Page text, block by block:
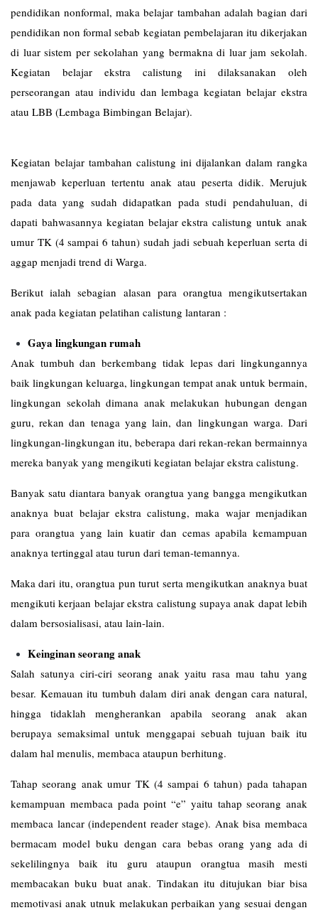
pendidikan nonformal, maka belajar tambahan adalah bagian dari
pendidikan non formal sebab kegiatan pembelajaran itu dikerjakan
di luar sistem per sekolahan yang bermakna di luar jam sekolah.
Kegiatan belajar ekstra calistung ini dilaksanakan oleh
perseorangan atau individu dan lembaga kegiatan belajar ekstra
atau LBB (Lembaga Bimbingan Belajar).
Kegiatan belajar tambahan calistung ini dijalankan dalam rangka
menjawab keperluan tertentu anak atau peserta didik. Merujuk
pada data yang sudah didapatkan pada studi pendahuluan, di
dapati bahwasannya kegiatan belajar ekstra calistung untuk anak
umur TK (4 sampai 6 tahun) sudah jadi sebuah keperluan serta di
aggap menjadi trend di Warga.
Berikut ialah sebagian alasan para orangtua mengikutsertakan
anak pada kegiatan pelatihan calistung lantaran :
Gaya lingkungan rumah
Anak tumbuh dan berkembang tidak lepas dari lingkungannya
baik lingkungan keluarga, lingkungan tempat anak untuk bermain,
lingkungan sekolah dimana anak melakukan hubungan dengan
guru, rekan dan tenaga yang lain, dan lingkungan warga. Dari
lingkungan-lingkungan itu, beberapa dari rekan-rekan bermainnya
mereka banyak yang mengikuti kegiatan belajar ekstra calistung.
Banyak satu diantara banyak orangtua yang bangga mengikutkan
anaknya buat belajar ekstra calistung, maka wajar menjadikan
para orangtua yang lain kuatir dan cemas apabila kemampuan
anaknya tertinggal atau turun dari teman-temannya.
Maka dari itu, orangtua pun turut serta mengikutkan anaknya buat
mengikuti kerjaan belajar ekstra calistung supaya anak dapat lebih
dalam bersosialisasi, atau lain-lain.
Keinginan seorang anak
Salah satunya ciri-ciri seorang anak yaitu rasa mau tahu yang
besar. Kemauan itu tumbuh dalam diri anak dengan cara natural,
hingga tidaklah mengherankan apabila seorang anak akan
berupaya semaksimal untuk menggapai sebuah tujuan baik itu
dalam hal menulis, membaca ataupun berhitung.
Tahap seorang anak umur TK (4 sampai 6 tahun) pada tahapan
kemampuan membaca pada point “e” yaitu tahap seorang anak
membaca lancar (independent reader stage). Anak bisa membaca
bermacam model buku dengan cara bebas orang yang ada di
sekelilingnya baik itu guru ataupun orangtua masih mesti
membacakan buku buat anak. Tindakan itu ditujukan biar bisa
memotivasi anak utnuk melakukan perbaikan yang sesuai dengan